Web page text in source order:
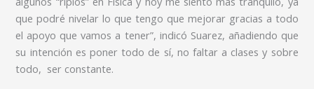
que podré nivelar lo que tengo que mejorar gracias a todo
el apoyo que vamos a tener”, indicó Suarez, añadiendo que
su intención es poner todo de sí, no faltar a clases y sobre
todo, ser constante.